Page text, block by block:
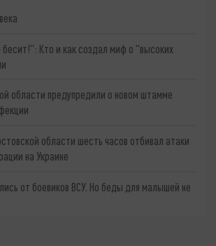
Кто и как создал миф о "высоких
области предупредили о новом штамме
области шесть часов отбивал атаки
на Украине
от боевиков ВСУ. Но беды для малышей не